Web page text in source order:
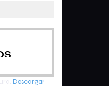
Descargar